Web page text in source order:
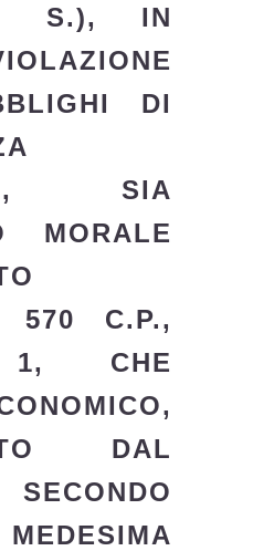
S.), IN
DI
SIA
MORALE
570 C.P.,
1, CHE
DAL